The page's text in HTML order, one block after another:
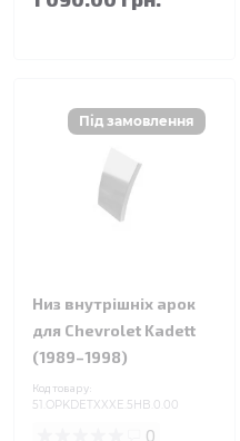
Низ внутрішніх арок
для Chevrolet Kadett
(1989–1998)
Код товару:
51.OPKDETXXXE.5HB.0.00
0